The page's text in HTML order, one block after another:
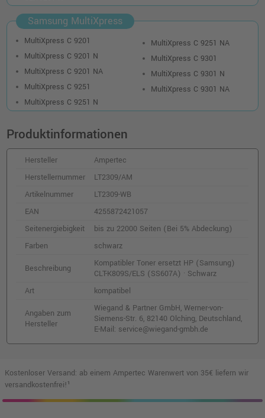
Samsung MultiXpress
MultiXpress C 9201
MultiXpress C 9201 N
MultiXpress C 9201 NA
MultiXpress C 9251
MultiXpress C 9251 N
MultiXpress C 9251 NA
MultiXpress C 9301
MultiXpress C 9301 N
MultiXpress C 9301 NA
Produktinformationen
Hersteller
Ampertec
Herstellernummer
LT2309/AM
Artikelnummer
LT2309-WB
EAN
4255872421057
Seitenergiebigkeit
bis zu 22000 Seiten (Bei 5% Abdeckung)
Farben
schwarz
Beschreibung
Kompatibler Toner ersetzt HP (Samsung)
CLT-K809S/ELS (SS607A) · Schwarz
Art
kompatibel
Angaben zum
Hersteller
Wiegand & Partner GmbH, Werner-von-
Siemens-Str. 6, 82140 Olching, Deutschland,
E-Mail: service@wiegand-gmbh.de
Kostenloser Versand: ab einem Ampertec Warenwert von 35€ liefern wir
versandkostenfrei!¹